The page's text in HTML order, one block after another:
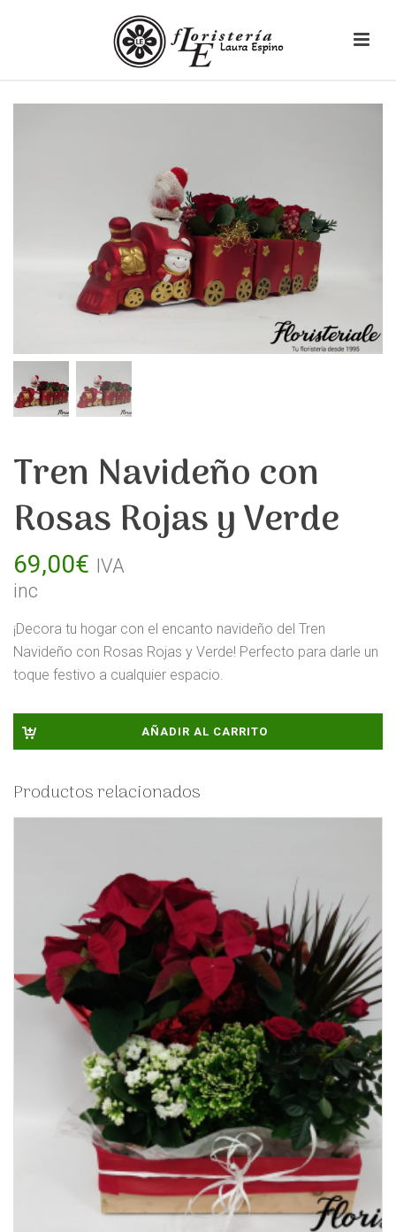
Tren Navideño con
Rosas Rojas y Verde
69,00€ IVA
inc
¡Decora tu hogar con el encanto navideño del Tren
Navideño con Rosas Rojas y Verde! Perfecto para darle un
toque festivo a cualquier espacio.
AÑADIR AL CARRITO
Productos relacionados